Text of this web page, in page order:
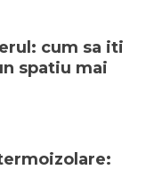
cum sa iti
spatiu mai